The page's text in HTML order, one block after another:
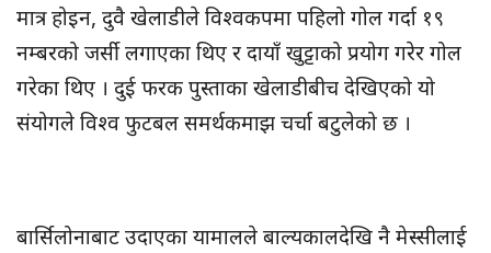
मात्र होइन, दुवै खेलाडीले विश्वकपमा पहिलो गोल गर्दा १९
नम्बरको जर्सी लगाएका थिए र दायाँ खुट्टाको प्रयोग गरेर गोल
गरेका थिए । दुई फरक पुस्ताका खेलाडीबीच देखिएको यो
संयोगले विश्व फुटबल समर्थकमाझ चर्चा बटुलेको छ ।
बार्सिलोनाबाट उदाएका यामालले बाल्यकालदेखि नै मेस्सीलाई